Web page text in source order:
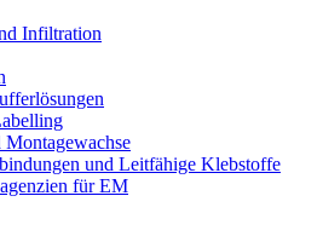
Infiltration
und Leitfähige Klebstoffe
für EM